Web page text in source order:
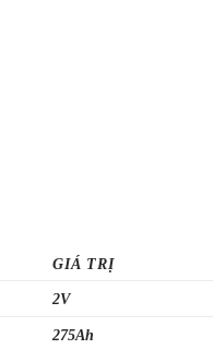
GIÁ TRỊ
2V
275Ah